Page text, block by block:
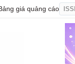
giá quảng cáo